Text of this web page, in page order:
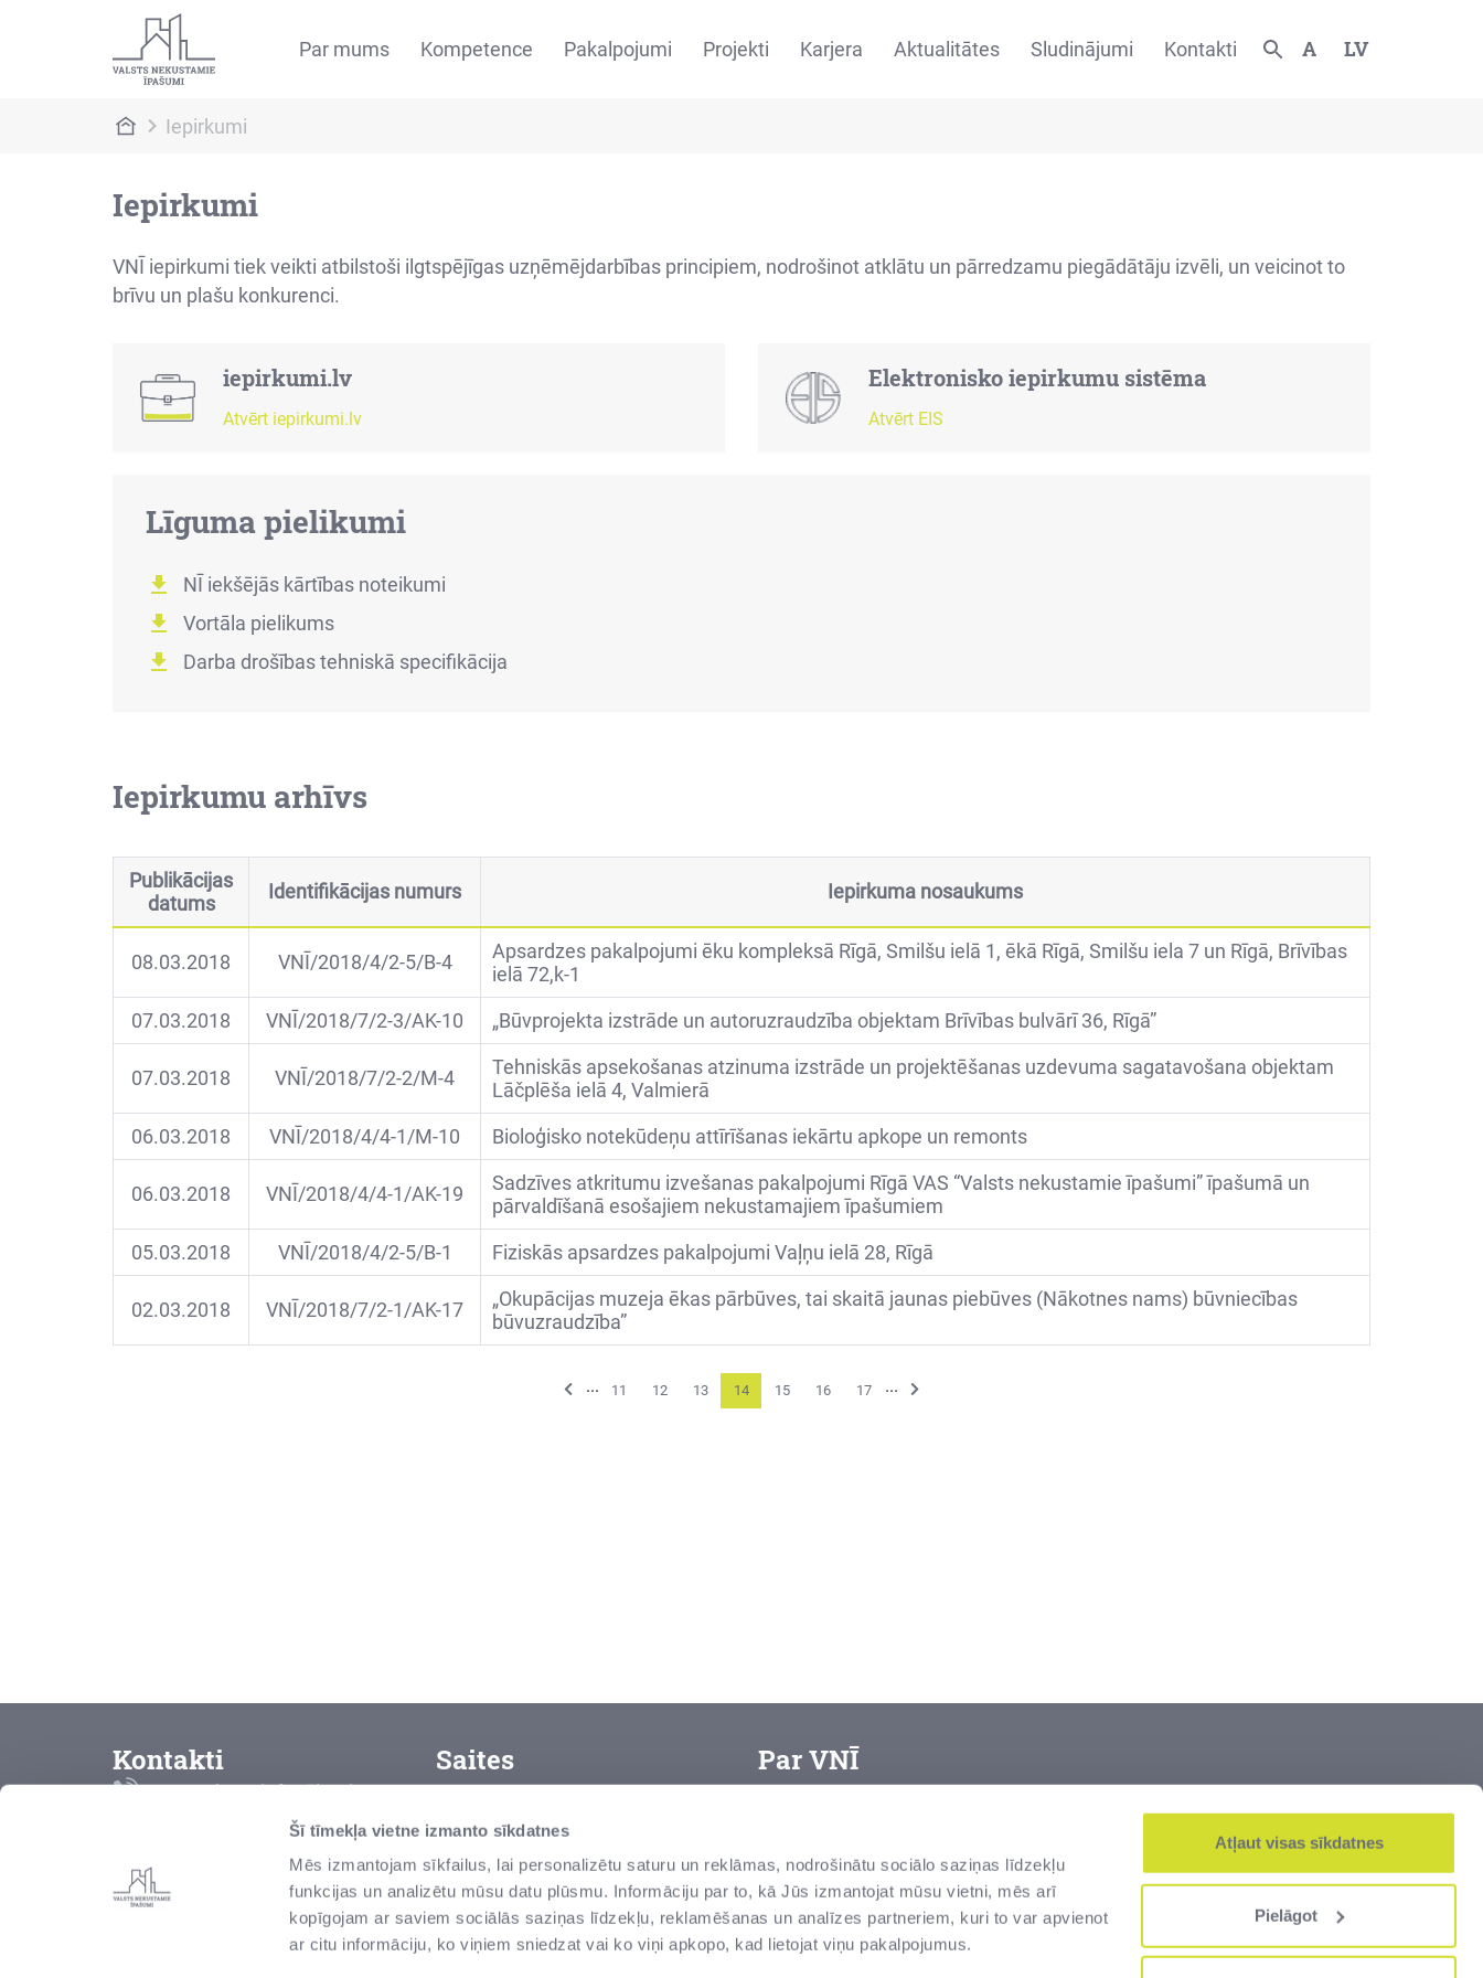
Šī tīmekļa vietne izmanto sīkdatnes
Mēs izmantojam sīkfailus, lai personalizētu saturu un reklāmas, nodrošinātu sociālo saziņas līdzekļu
funkcijas un analizētu mūsu datu plūsmu. Informāciju par to, kā Jūs izmantojat mūsu vietni, mēs arī
kopīgojam ar saviem sociālās saziņas līdzekļu, reklamēšanas un analīzes partneriem, kuri to var apvienot
ar citu informāciju, ko viņiem sniedzat vai ko viņi apkopo, kad lietojat viņu pakalpojumus.
Atļaut visas sīkdatnes
Pielāgot
Par mums Kompetence Pakalpojumi Projekti Karjera Aktualitātes Sludinājumi Kontakti A LV
Iepirkumi
Iepirkumi
VNĪ iepirkumi tiek veikti atbilstoši ilgtspējīgas uzņēmējdarbības principiem, nodrošinot atklātu un pārredzamu piegādātāju izvēli, un veicinot to
brīvu un plašu konkurenci.
iepirkumi.lv
Atvērt iepirkumi.lv
Elektronisko iepirkumu sistēma
Atvērt EIS
Līguma pielikumi
NĪ iekšējās kārtības noteikumi
Vortāla pielikums
Darba drošības tehniskā specifikācija
Iepirkumu arhīvs
Publikācijas
datums
Identifikācijas numurs Iepirkuma nosaukums
08.03.2018 VNĪ/2018/4/2-5/B-4
Apsardzes pakalpojumi ēku kompleksā Rīgā, Smilšu ielā 1, ēkā Rīgā, Smilšu iela 7 un Rīgā, Brīvības
ielā 72,k-1
07.03.2018
VNĪ/2018/7/2-3/AK-10 „Būvprojekta izstrāde un autoruzraudzība objektam Brīvības bulvārī 36, Rīgā”
07.03.2018 VNĪ/2018/7/2-2/M-4
Tehniskās apsekošanas atzinuma izstrāde un projektēšanas uzdevuma sagatavošana objektam
Lāčplēša ielā 4, Valmierā
06.03.2018
VNĪ/2018/4/4-1/M-10 Bioloģisko notekūdeņu attīrīšanas iekārtu apkope un remonts
06.03.2018 VNĪ/2018/4/4-1/AK-19
Sadzīves atkritumu izvešanas pakalpojumi Rīgā VAS “Valsts nekustamie īpašumi” īpašumā un
pārvaldīšanā esošajiem nekustamajiem īpašumiem
05.03.2018
VNĪ/2018/4/2-5/B-1 Fiziskās apsardzes pakalpojumi Vaļņu ielā 28, Rīgā
02.03.2018 VNĪ/2018/7/2-1/AK-17
„Okupācijas muzeja ēkas pārbūves, tai skaitā jaunas piebūves (Nākotnes nams) būvniecības
būvuzraudzība”
Previous
... 11 12 13 14 15 16 17 ... Next
Kontakti
Bezmaksas info tālrunis
8000 2000
Talejas iela 1, Rīga, Latvija,
Saites
Lietošanas noteikumi
Privātuma politika
Ziņot par negodprātīgu
Par VNĪ
VAS “Valsts nekustamie īpašumi” ir lielākais Latvijas dižāko vērtību –
zemes un ēku – pārvaldītājs. Zeme un kultūrvēsturiskais mantojums,
senas un modernas ēkas, valsts robežas un muitas infrastruktūra –
tās ir valsts vērtības Latvijas cilvēkiem.